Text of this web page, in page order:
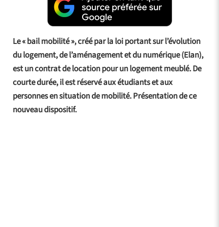
Le « bail mobilité », créé par la loi portant sur l’évolution
du logement, de l’aménagement et du numérique (Elan),
est un contrat de location pour un logement meublé. De
courte durée, il est réservé aux étudiants et aux
personnes en situation de mobilité. Présentation de ce
nouveau dispositif.